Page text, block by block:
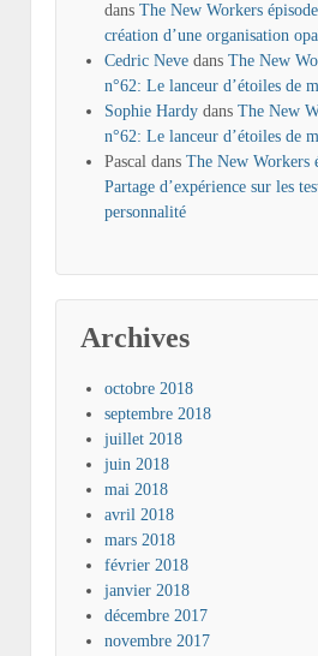
dans The New Workers
création d’une organisation
Cedric Neve dans The New
n°62: Le lanceur d’étoiles de
Sophie Hardy dans The New
n°62: Le lanceur d’étoiles de
Pascal dans The New Workers
Partage d’expérience sur les
personnalité
Archives
octobre 2018
septembre 2018
juillet 2018
juin 2018
mai 2018
avril 2018
mars 2018
février 2018
janvier 2018
décembre 2017
novembre 2017